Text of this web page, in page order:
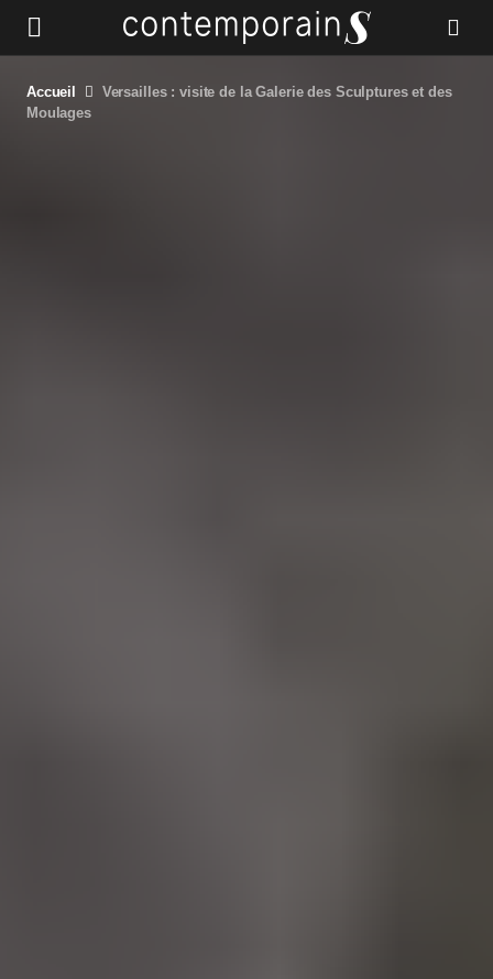
Accueil
Versailles : visite de la Galerie des Sculptures et des
Moulages